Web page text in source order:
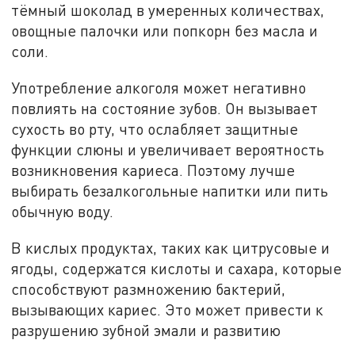
тёмный шоколад в умеренных количествах,
овощные палочки или попкорн без масла и
соли.
Употребление алкоголя может негативно
повлиять на состояние зубов. Он вызывает
сухость во рту, что ослабляет защитные
функции слюны и увеличивает вероятность
возникновения кариеса. Поэтому лучше
выбирать безалкогольные напитки или пить
обычную воду.
В кислых продуктах, таких как цитрусовые и
ягоды, содержатся кислоты и сахара, которые
способствуют размножению бактерий,
вызывающих кариес. Это может привести к
разрушению зубной эмали и развитию